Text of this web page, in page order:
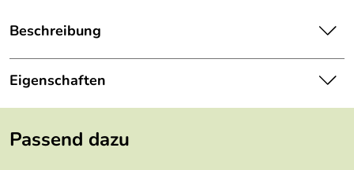
Beschreibung
Bérard Salatbesteck PARISIEN - Das Besteck aus
Olivenholz passt zu jedem Anlass und verleiht diesem
Das elegante Salatbesteck der Serie Parisien besteht aus
einem hochwertigen Salatlöffel sowie einer Salatgabel
Eigenschaften
Breite:
Passend dazu